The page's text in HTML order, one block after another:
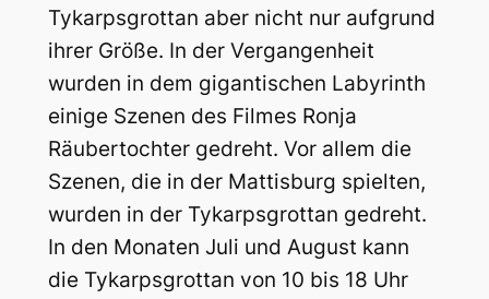
Tykarpsgrottan aber nicht nur aufgrund
ihrer Größe. In der Vergangenheit
wurden in dem gigantischen Labyrinth
einige Szenen des Filmes Ronja
Räubertochter gedreht. Vor allem die
Szenen, die in der Mattisburg spielten,
wurden in der Tykarpsgrottan gedreht.
In den Monaten Juli und August kann
die Tykarpsgrottan von 10 bis 18 Uhr